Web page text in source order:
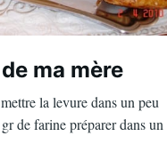
ma mère
la levure dans un peu
de farine préparer dans un